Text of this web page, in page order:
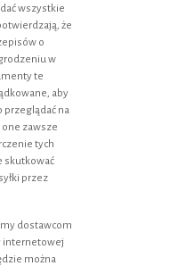
wszystkie
że
o
w
te
aby
przeglądać na
one zawsze
tych
skutkować
przez
dostawcom
internetowej
można